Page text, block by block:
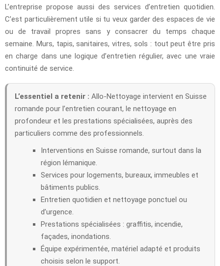
L’entreprise propose aussi des services d’entretien quotidien.
C’est particulièrement utile si tu veux garder des espaces de vie
ou de travail propres sans y consacrer du temps chaque
semaine. Murs, tapis, sanitaires, vitres, sols : tout peut être pris
en charge dans une logique d’entretien régulier, avec une vraie
continuité de service.
L’essentiel a retenir : Allo-Nettoyage intervient en Suisse
romande pour l’entretien courant, le nettoyage en
profondeur et les prestations spécialisées, auprès des
particuliers comme des professionnels.
Interventions en Suisse romande, surtout dans la
région lémanique.
Services pour logements, bureaux, immeubles et
bâtiments publics.
Entretien quotidien et nettoyage ponctuel ou
d’urgence.
Prestations spécialisées : graffitis, incendie,
façades, inondations.
Équipe expérimentée, matériel adapté et produits
choisis selon le support.